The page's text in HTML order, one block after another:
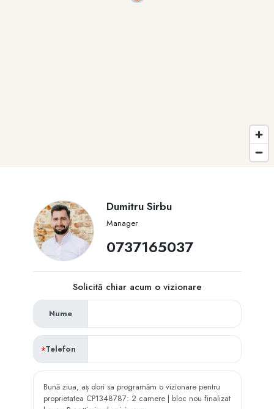
Dumitru Sirbu
Manager
0737165037
Solicită chiar acum o vizionare
Nume
Telefon